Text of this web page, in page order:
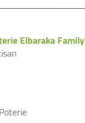
Elbaraka Family